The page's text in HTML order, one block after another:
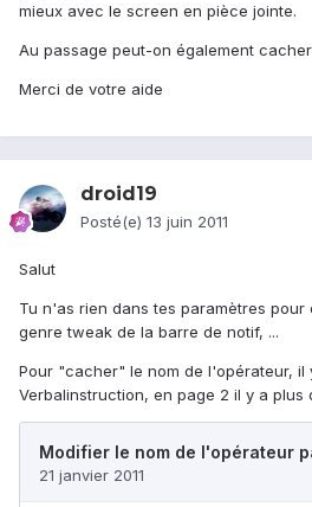
mieux avec le screen en pièce jointe.
Au passage peut-on également
Merci de votre aide
droid19
Posté(e) 13 juin 2011
Salut
Tu n'as rien dans tes paramètres pour
genre tweak de la barre de notif, ...
Pour "cacher" le nom de l'opérateur, il
Verbalinstruction, en page 2 il y a plus